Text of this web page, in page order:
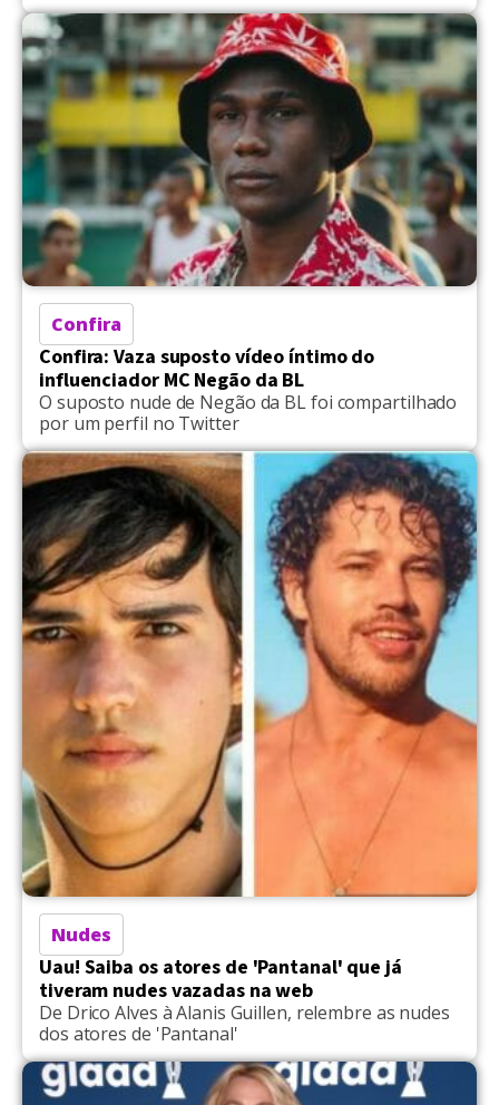
Confira
Confira: Vaza suposto vídeo íntimo do
influenciador MC Negão da BL
O suposto nude de Negão da BL foi compartilhado
por um perfil no Twitter
Nudes
Uau! Saiba os atores de 'Pantanal' que já
tiveram nudes vazadas na web
De Drico Alves à Alanis Guillen, relembre as nudes
dos atores de 'Pantanal'